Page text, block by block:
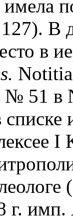
В
в
s.
51 в
I
г.